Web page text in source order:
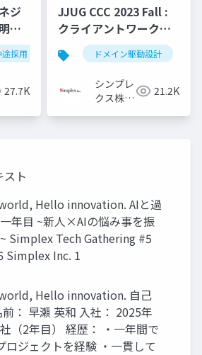
ジ
資
途採用 キャリア採用 pm採用
27.7K
JJUG CCC 2023 Fall :
クライアントワークで
ドメイン駆動設計を活
用してみてた
ドメイン駆動設計
シンプレ
クス株式
21.2K
ト
Hello innovation. AIと過
年目 ~新人×AIの悩み事を振
Simplex Tech Gathering #5
Simplex Inc. 1
Hello innovation. 自己
： 早瀬 英和 入社： 2025年
（2年目） 経歴： ・一年間で
ロジェクトを経験 ・一貫して